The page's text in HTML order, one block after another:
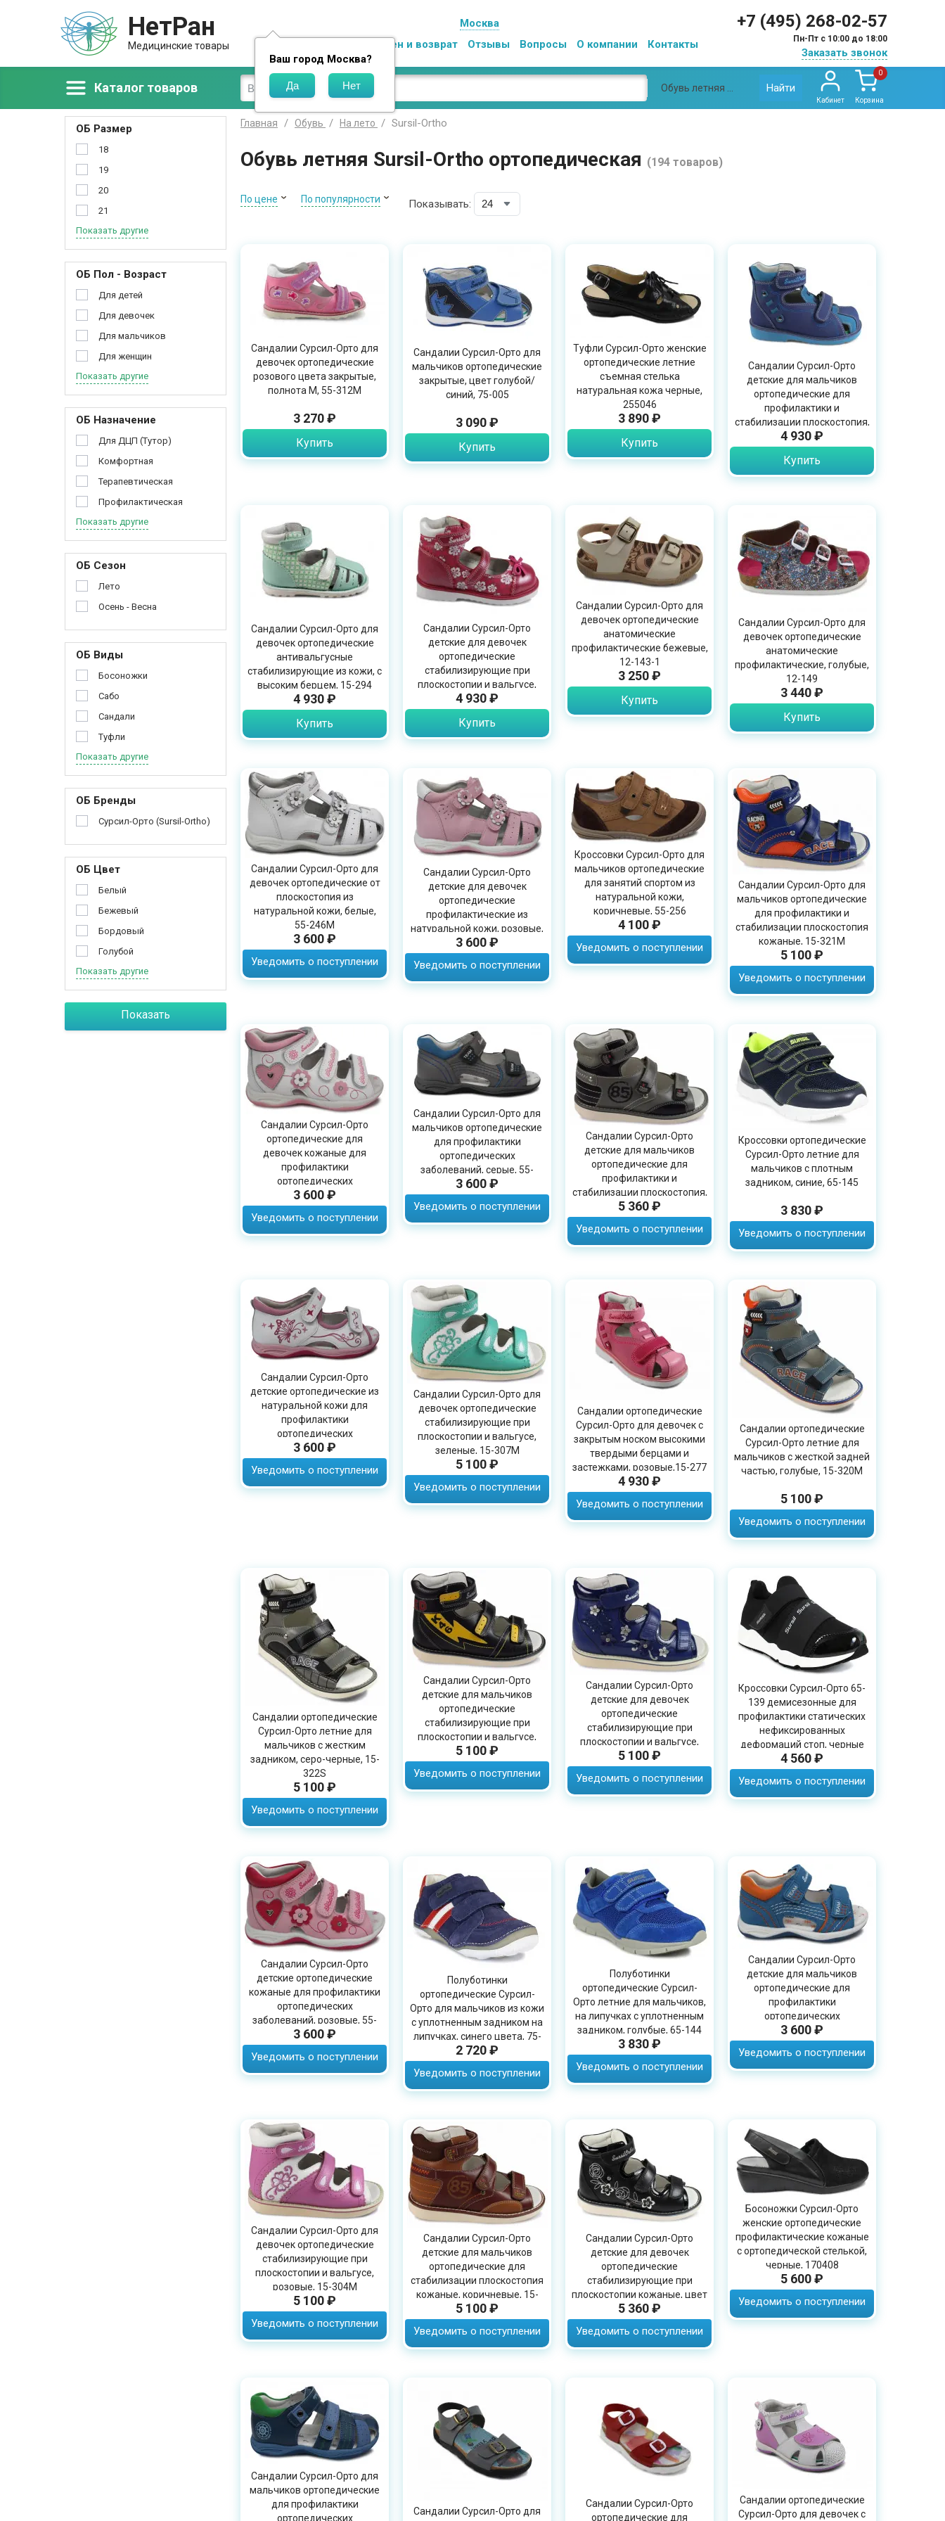
НетРан
Медицинские товары
Москва
Ваш город Москва?
Обмен и возврат Отзывы Вопросы О компании Контакты
+7 (495) 268-02-57
Пн-Пт с 10:00 до 18:00
Заказать звонок
Каталог товаров Найти
Кабинет
0
Корзина
ОБ Размер
18
19
20
21
Показать другие
ОБ Пол - Возраст
Для детей
Для девочек
Для мальчиков
Для женщин
Показать другие
ОБ Назначение
Для ДЦП (Тутор)
Комфортная
Терапевтическая
Профилактическая
Показать другие
ОБ Сезон
Лето
Осень - Весна
ОБ Виды
Босоножки
Сабо
Сандали
Туфли
Показать другие
ОБ Бренды
Сурсил-Орто (Sursil-Ortho)
ОБ Цвет
Белый
Бежевый
Бордовый
Голубой
Показать другие
Показать
Главная Обувь На лето Sursil-Ortho
Обувь летняя Sursil-Ortho ортопедическая (194 товаров)
По цене По популярности Показывать:
Сандалии Сурсил-Орто для
девочек ортопедические
розового цвета закрытые,
полнота M, 55-312M
3 270 ₽
Купить
Сандалии Сурсил-Орто для
мальчиков ортопедические
закрытые, цвет голубой/
синий, 75-005
3 090 ₽
Купить
Туфли Сурсил-Орто женские
ортопедические летние
съемная стелька
натуральная кожа черные,
255046
3 890 ₽
Купить
Сандалии Сурсил-Орто
детские для мальчиков
ортопедические для
профилактики и
стабилизации плоскостопия,
синие, 15-276
4 930 ₽
Купить
Сандалии Сурсил-Орто для
девочек ортопедические
антивальгусные
стабилизирующие из кожи, с
высоким берцем, 15-294
4 930 ₽
Купить
Сандалии Сурсил-Орто
детские для девочек
ортопедические
стабилизирующие при
плоскостопии и вальгусе,
цвет фуксия, 15-300
4 930 ₽
Купить
Сандалии Сурсил-Орто для
девочек ортопедические
анатомические
профилактические бежевые,
12-143-1
3 250 ₽
Купить
Сандалии Сурсил-Орто для
девочек ортопедические
анатомические
профилактические, голубые,
12-149
3 440 ₽
Купить
Сандалии Сурсил-Орто для
девочек ортопедические от
плоскостопия из
натуральной кожи, белые,
55-246M
3 600 ₽
Уведомить о поступлении
Сандалии Сурсил-Орто
детские для девочек
ортопедические
профилактические из
натуральной кожи, розовые,
55-245M
3 600 ₽
Уведомить о поступлении
Кроссовки Сурсил-Орто для
мальчиков ортопедические
для занятий спортом из
натуральной кожи,
коричневые, 55-256
4 100 ₽
Уведомить о поступлении
Сандалии Сурсил-Орто для
мальчиков ортопедические
для профилактики и
стабилизации плоскостопия
кожаные, 15-321M
5 100 ₽
Уведомить о поступлении
Сандалии Сурсил-Орто
ортопедические для
девочек кожаные для
профилактики
ортопедических
заболеваний, 55-241M
3 600 ₽
Уведомить о поступлении
Сандалии Сурсил-Орто для
мальчиков ортопедические
для профилактики
ортопедических
заболеваний, серые, 55-
252M
3 600 ₽
Уведомить о поступлении
Сандалии Сурсил-Орто
детские для мальчиков
ортопедические для
профилактики и
стабилизации плоскостопия,
серые, 15-309M
5 360 ₽
Уведомить о поступлении
Кроссовки ортопедические
Сурсил-Орто летние для
мальчиков с плотным
задником, синие, 65-145
3 830 ₽
Уведомить о поступлении
Сандалии Сурсил-Орто
детские ортопедические из
натуральной кожи для
профилактики
ортопедических
заболеваний, 55-240M
3 600 ₽
Уведомить о поступлении
Сандалии Сурсил-Орто для
девочек ортопедические
стабилизирующие при
плоскостопии и вальгусе,
зеленые, 15-307M
5 100 ₽
Уведомить о поступлении
Сандалии ортопедические
Сурсил-Орто для девочек с
закрытым носком высокими
твердыми берцами и
застежками, розовые,15-277
4 930 ₽
Уведомить о поступлении
Сандалии ортопедические
Сурсил-Орто летние для
мальчиков с жесткой задней
частью, голубые, 15-320M
5 100 ₽
Уведомить о поступлении
Сандалии ортопедические
Сурсил-Орто летние для
мальчиков с жестким
задником, серо-черные, 15-
322S
5 100 ₽
Уведомить о поступлении
Сандалии Сурсил-Орто
детские для мальчиков
ортопедические
стабилизирующие при
плоскостопии и вальгусе,
кожаные, 15-318M
5 100 ₽
Уведомить о поступлении
Сандалии Сурсил-Орто
детские для девочек
ортопедические
стабилизирующие при
плоскостопии и вальгусе,
синие, 15-305M
5 100 ₽
Уведомить о поступлении
Кроссовки Сурсил-Орто 65-
139 демисезонные для
профилактики статических
нефиксированных
деформаций стоп, черные
4 560 ₽
Уведомить о поступлении
Сандалии Сурсил-Орто
детские ортопедические
кожаные для профилактики
ортопедических
заболеваний, розовые, 55-
244M
3 600 ₽
Уведомить о поступлении
Полуботинки
ортопедические Сурсил-
Орто для мальчиков из кожи
с уплотненным задником на
липучках, синего цвета, 75-
015
2 720 ₽
Уведомить о поступлении
Полуботинки
ортопедические Сурсил-
Орто летние для мальчиков,
на липучках с уплотненным
задником, голубые, 65-144
3 830 ₽
Уведомить о поступлении
Сандалии Сурсил-Орто
детские для мальчиков
ортопедические для
профилактики
ортопедических
заболеваний, голубые, 55-
253M
3 600 ₽
Уведомить о поступлении
Сандалии Сурсил-Орто для
девочек ортопедические
стабилизирующие при
плоскостопии и вальгусе,
розовые, 15-304M
5 100 ₽
Уведомить о поступлении
Сандалии Сурсил-Орто
детские для мальчиков
ортопедические для
стабилизации плоскостопия
кожаные, коричневые, 15-
323M
5 100 ₽
Уведомить о поступлении
Сандалии Сурсил-Орто
детские для девочек
ортопедические
стабилизирующие при
плоскостопии кожаные, цвет
черный, 15-324M
5 360 ₽
Уведомить о поступлении
Босоножки Сурсил-Орто
женские ортопедические
профилактические кожаные
с ортопедической стелькой,
черные, 170408
5 600 ₽
Уведомить о поступлении
Сандалии Сурсил-Орто для
мальчиков ортопедические
для профилактики
ортопедических
Сандалии Сурсил-Орто для
Сандалии Сурсил-Орто
ортопедические для
Сандалии ортопедические
Сурсил-Орто для девочек с